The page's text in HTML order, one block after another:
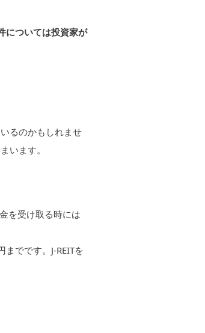
については投資家が
るのかもしれませ
います。
を受け取る時には
でです。J-REITを